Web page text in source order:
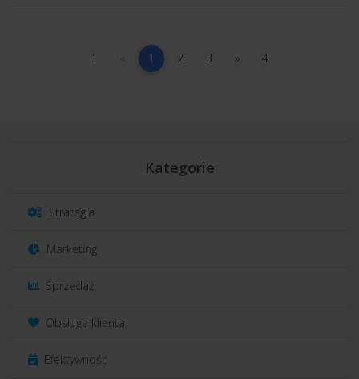
1 poprzednia
1 (current)
22 33 »następna
44
Kategorie
Strategia
Marketing
Sprzedaż
Obsługa klienta
Efektywność